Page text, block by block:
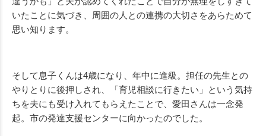
いたことに気づき、周囲の人との連携の大切さをあらためて
思い知ります。
そして息子くんは4歳になり、年中に進級。担任の先生との
やりとりに後押しされ、「育児相談に行きたい」という気持
ちを夫にも受け入れてもらえたことで、愛田さんは一念発
起。市の発達支援センターに向かったのでした。